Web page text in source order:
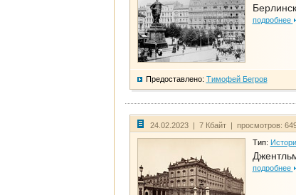
подробнее
Предоставлено: Тимофей Бегров
24.02.2023 | 7 Кбайт | просмотров:
Тип:
подробнее